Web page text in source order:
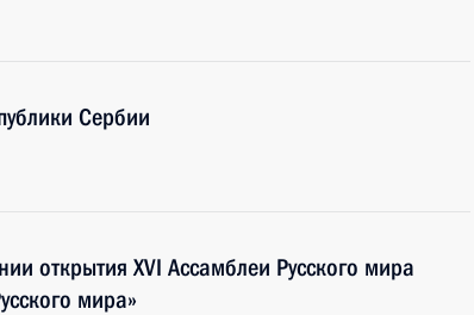
Сербии
открытия XVI Ассамблеи Русского мира
мира»